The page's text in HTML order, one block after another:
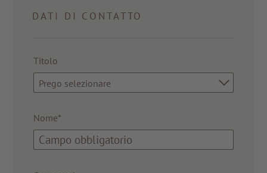
DATI DI CONTATTO
Titolo
Prego selezionare
Nome*